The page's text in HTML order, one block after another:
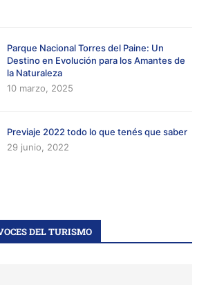
Parque Nacional Torres del Paine: Un
Destino en Evolución para los Amantes de
la Naturaleza
10 marzo, 2025
Previaje 2022 todo lo que tenés que saber
29 junio, 2022
DEL TURISMO